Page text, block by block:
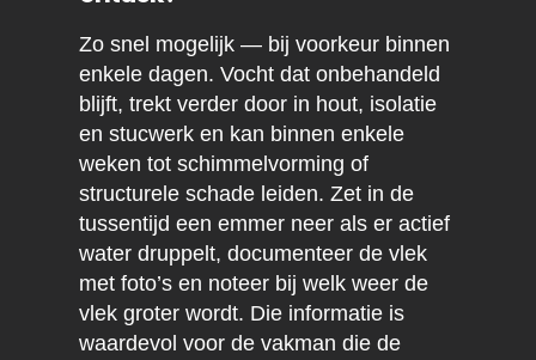
Zo snel mogelijk — bij voorkeur binnen
enkele dagen. Vocht dat onbehandeld
blijft, trekt verder door in hout, isolatie
en stucwerk en kan binnen enkele
weken tot schimmelvorming of
structurele schade leiden. Zet in de
tussentijd een emmer neer als er actief
water druppelt, documenteer de vlek
met foto’s en noteer bij welk weer de
vlek groter wordt. Die informatie is
waardevol voor de vakman die de